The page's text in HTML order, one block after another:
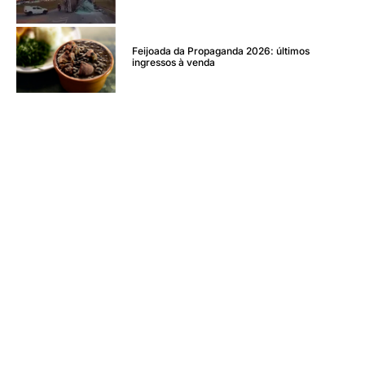
Feijoada da Propaganda 2026: últimos
ingressos à venda